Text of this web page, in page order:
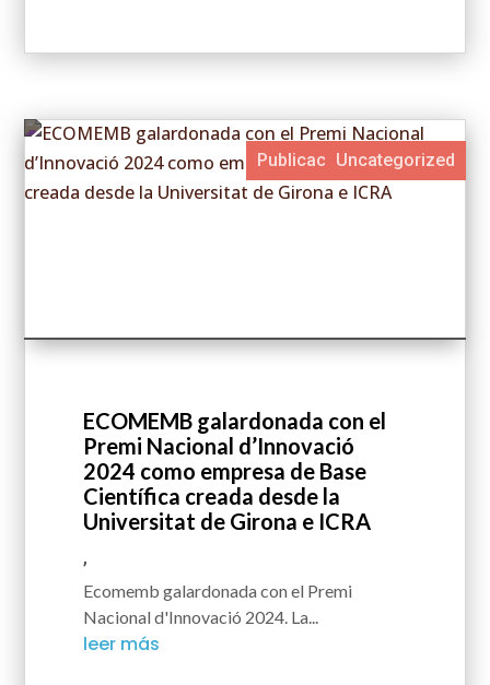
ECOMEMB galardonada con el
Premi Nacional d’Innovació
2024 como empresa de Base
Científica creada desde la
Universitat de Girona e ICRA
actualidad destacada
,
Publicaciones en prensa
Ecomemb galardonada con el Premi
Nacional d'Innovació 2024. La...
leer más
Publicaciones en prensa
Uncategorized